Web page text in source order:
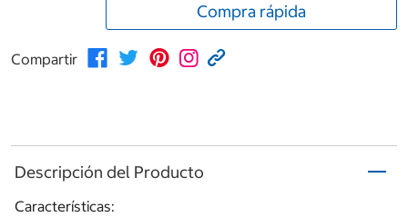
Compra rápida
Compartir
Descripción del Producto
Características: